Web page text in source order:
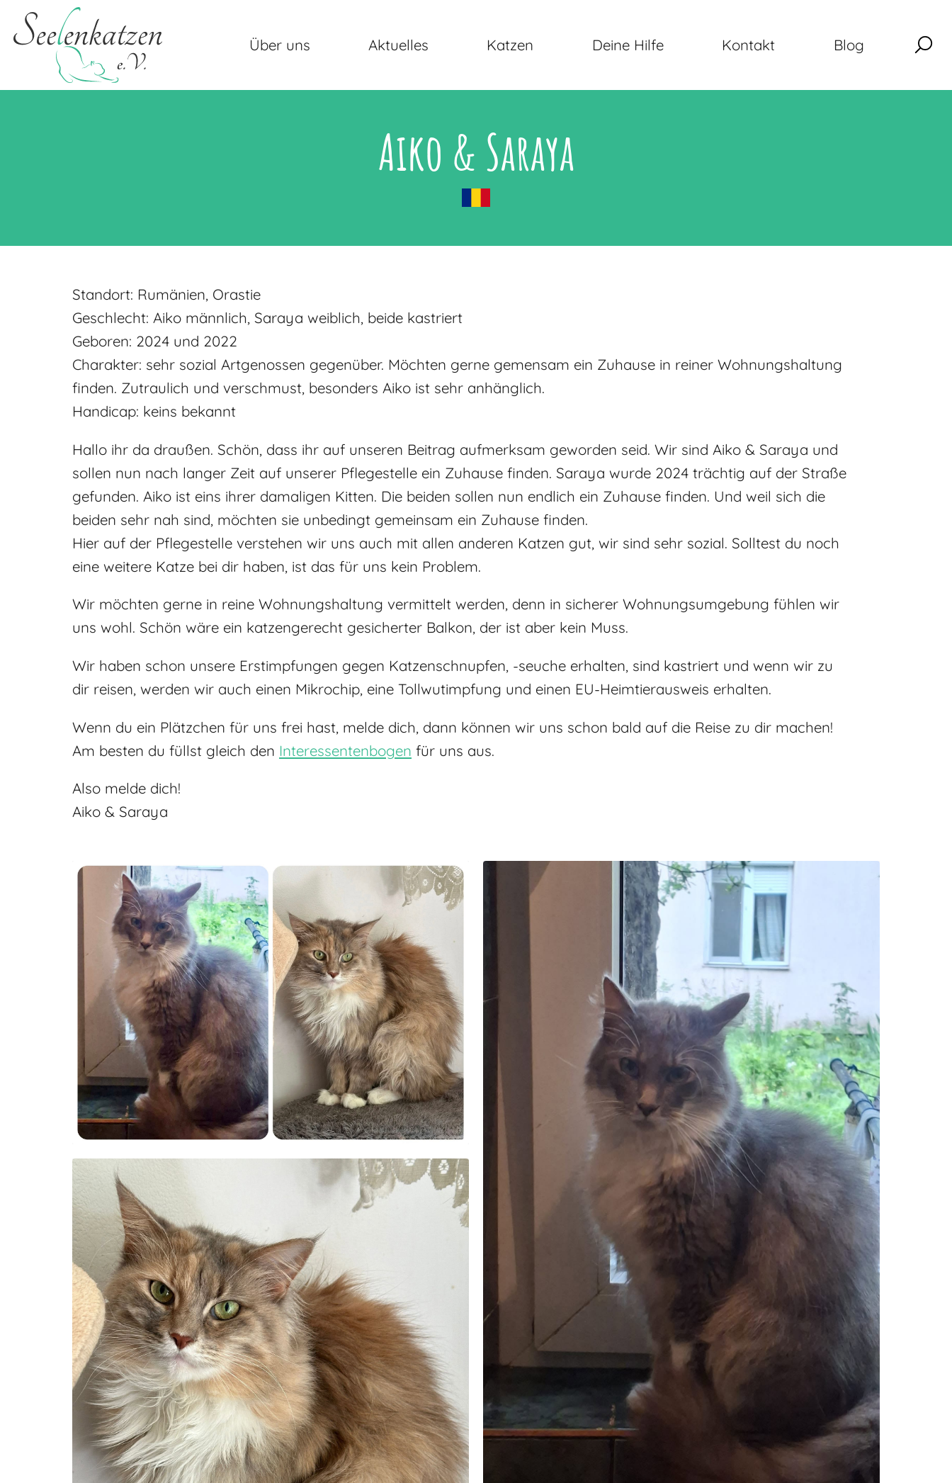
Über uns Aktuelles Katzen Deine Hilfe Kontakt Blog
Aiko & Saraya
Standort: Rumänien, Orastie
Geschlecht: Aiko männlich, Saraya weiblich, beide kastriert
Geboren: 2024 und 2022
Charakter: sehr sozial Artgenossen gegenüber. Möchten gerne gemensam ein Zuhause in reiner Wohnungshaltung
finden. Zutraulich und verschmust, besonders Aiko ist sehr anhänglich.
Handicap: keins bekannt
Hallo ihr da draußen. Schön, dass ihr auf unseren Beitrag aufmerksam geworden seid. Wir sind Aiko & Saraya und
sollen nun nach langer Zeit auf unserer Pflegestelle ein Zuhause finden. Saraya wurde 2024 trächtig auf der Straße
gefunden. Aiko ist eins ihrer damaligen Kitten. Die beiden sollen nun endlich ein Zuhause finden. Und weil sich die
beiden sehr nah sind, möchten sie unbedingt gemeinsam ein Zuhause finden.
Hier auf der Pflegestelle verstehen wir uns auch mit allen anderen Katzen gut, wir sind sehr sozial. Solltest du noch
eine weitere Katze bei dir haben, ist das für uns kein Problem.
Wir möchten gerne in reine Wohnungshaltung vermittelt werden, denn in sicherer Wohnungsumgebung fühlen wir
uns wohl. Schön wäre ein katzengerecht gesicherter Balkon, der ist aber kein Muss.
Wir haben schon unsere Erstimpfungen gegen Katzenschnupfen, -seuche erhalten, sind kastriert und wenn wir zu
dir reisen, werden wir auch einen Mikrochip, eine Tollwutimpfung und einen EU-Heimtierausweis erhalten.
Wenn du ein Plätzchen für uns frei hast, melde dich, dann können wir uns schon bald auf die Reise zu dir machen!
Am besten du füllst gleich den Interessentenbogen für uns aus.
Also melde dich!
Aiko & Saraya